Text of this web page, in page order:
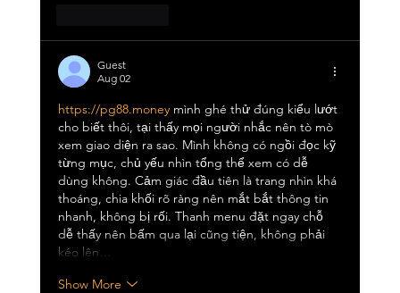
Guest
Aug 02
https://pg88.money mình ghé thử đúng kiểu lướt
cho biết thôi, tại thấy mọi người nhắc nên tò mò
xem giao diện ra sao. Mình không có ngồi đọc kỹ
từng mục, chủ yếu nhìn tổng thể xem có dễ
dùng không. Cảm giác đầu tiên là trang nhìn khá
thoáng, chia khối rõ ràng nên mắt bắt thông tin
nhanh, không bị rối. Thanh menu đặt ngay chỗ
dễ thấy nên bấm qua lại cũng tiện, không phải
kéo lên…
Show More